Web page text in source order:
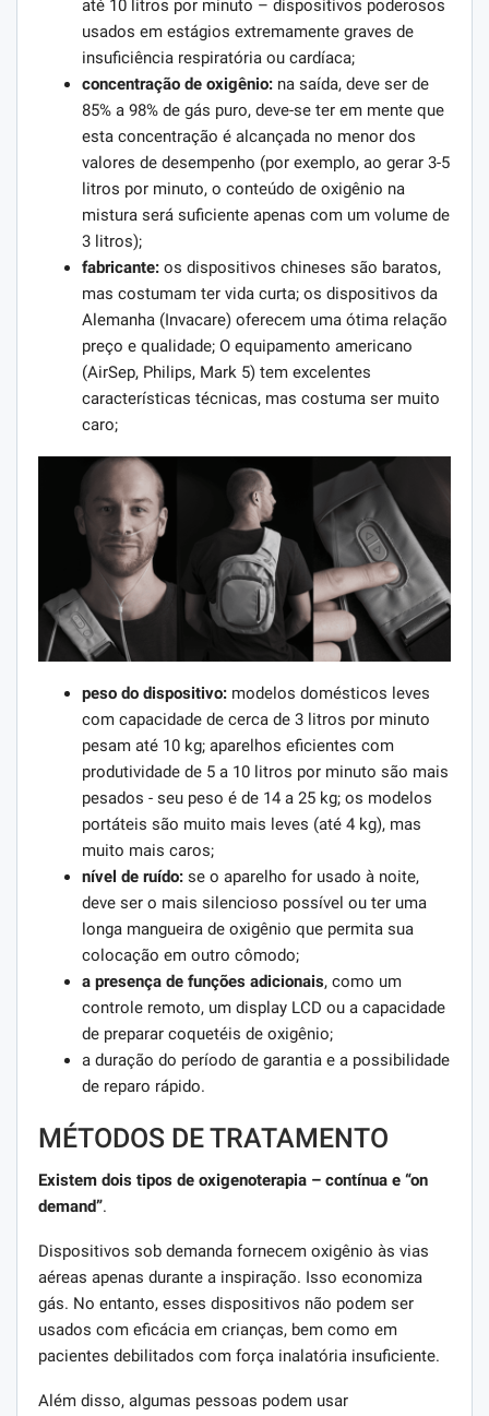
até 10 litros por minuto – dispositivos poderosos
usados ​​em estágios extremamente graves de
insuficiência respiratória ou cardíaca;
concentração de oxigênio: na saída, deve ser de
85% a 98% de gás puro, deve-se ter em mente que
esta concentração é alcançada no menor dos
valores de desempenho (por exemplo, ao gerar 3-5
litros por minuto, o conteúdo de oxigênio na
mistura será suficiente apenas com um volume de
3 litros);
fabricante: os dispositivos chineses são baratos,
mas costumam ter vida curta; os dispositivos da
Alemanha (Invacare) oferecem uma ótima relação
preço e qualidade; O equipamento americano
(AirSep, Philips, Mark 5) tem excelentes
características técnicas, mas costuma ser muito
caro;
peso do dispositivo: modelos domésticos leves
com capacidade de cerca de 3 litros por minuto
pesam até 10 kg; aparelhos eficientes com
produtividade de 5 a 10 litros por minuto são mais
pesados ​​- seu peso é de 14 a 25 kg; os modelos
portáteis são muito mais leves (até 4 kg), mas
muito mais caros;
nível de ruído: se o aparelho for usado à noite,
deve ser o mais silencioso possível ou ter uma
longa mangueira de oxigênio que permita sua
colocação em outro cômodo;
a presença de funções adicionais, como um
controle remoto, um display LCD ou a capacidade
de preparar coquetéis de oxigênio;
a duração do período de garantia e a possibilidade
de reparo rápido.
MÉTODOS DE TRATAMENTO
Existem dois tipos de oxigenoterapia – contínua e “on
demand”.
Dispositivos sob demanda fornecem oxigênio às vias
aéreas apenas durante a inspiração. Isso economiza
gás. No entanto, esses dispositivos não podem ser
usados ​​com eficácia em crianças, bem como em
pacientes debilitados com força inalatória insuficiente.
Além disso, algumas pessoas podem usar